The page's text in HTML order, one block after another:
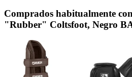
Comprados habitualmente
"Rubber" Coltsfoot, Negro